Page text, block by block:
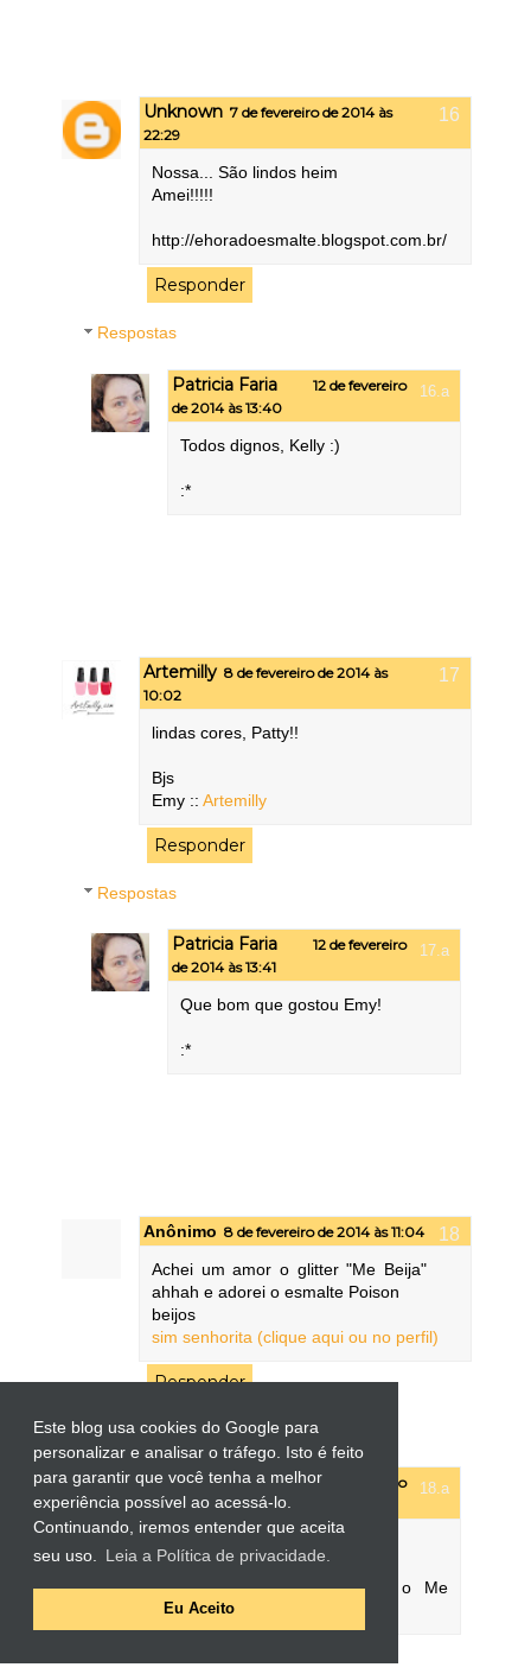
Este blog usa cookies do Google para
personalizar e analisar o tráfego. Isto é feito
para garantir que você tenha a melhor
experiência possível ao acessá-lo.
Continuando, iremos entender que aceita
seu uso.
Leia a Política de privacidade.
Eu Aceito
Unknown 7 de fevereiro de 2014 às
22:29
Nossa... São lindos heim
Amei!!!!!
http://ehoradoesmalte.blogspot.com.br/
Responder
Respostas
Patricia Faria
12 de fevereiro
de 2014 às 13:40
Todos dignos, Kelly :)
:*
Artemilly 8 de fevereiro de 2014 às
10:02
lindas cores, Patty!!
Bjs
Emy ::Artemilly
Responder
Respostas
Patricia Faria
12 de fevereiro
de 2014 às 13:41
Que bom que gostou Emy!
:*
Anônimo 8 de fevereiro de 2014 às 11:04
Achei um amor o glitter "Me Beija"
ahhah e adorei o esmalte Poison
beijos
sim senhorita (clique aqui ou no perfil)
Responder
Respostas
Patricia Faria
12 de fevereiro
de 2014 às 13:46
Sinto que todas amaram o Me
Beija! :P